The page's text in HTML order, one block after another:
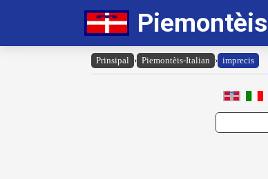
Piemontèis
Prinsipal › Piemontèis-Italian › imprecis